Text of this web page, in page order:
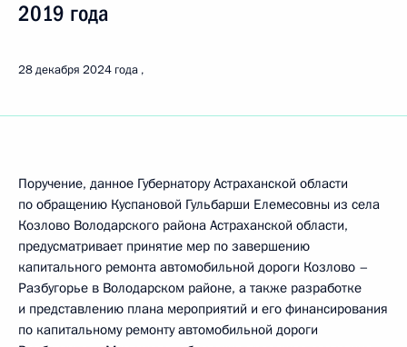
2019 года
28 декабря 2024 года
Поручение, данное Губернатору Астраханской области
по обращению Куспановой Гульбарши Елемесовны из села
Козлово Володарского района Астраханской области,
предусматривает принятие мер по завершению
капитального ремонта автомобильной дороги Козлово –
Разбугорье в Володарском районе, а также разработке
и представлению плана мероприятий и его финансирования
по капитальному ремонту автомобильной дороги